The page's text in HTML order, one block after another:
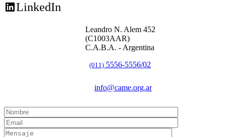
LinkedIn
Leandro N. Alem 452
(C1003AAR)
C.A.B.A. - Argentina
(011) 5556-5556/02
info@came.org.ar